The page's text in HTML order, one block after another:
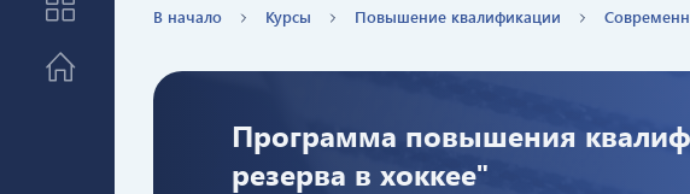
В начало Курсы Повышение квалификации
Программа повышения
резерва в хоккее"